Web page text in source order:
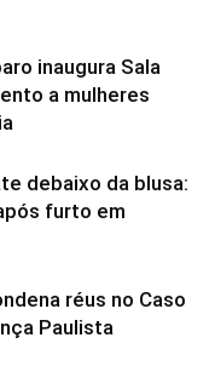
inaugura Sala
a mulheres
debaixo da blusa:
furto em
réus no Caso
Paulista